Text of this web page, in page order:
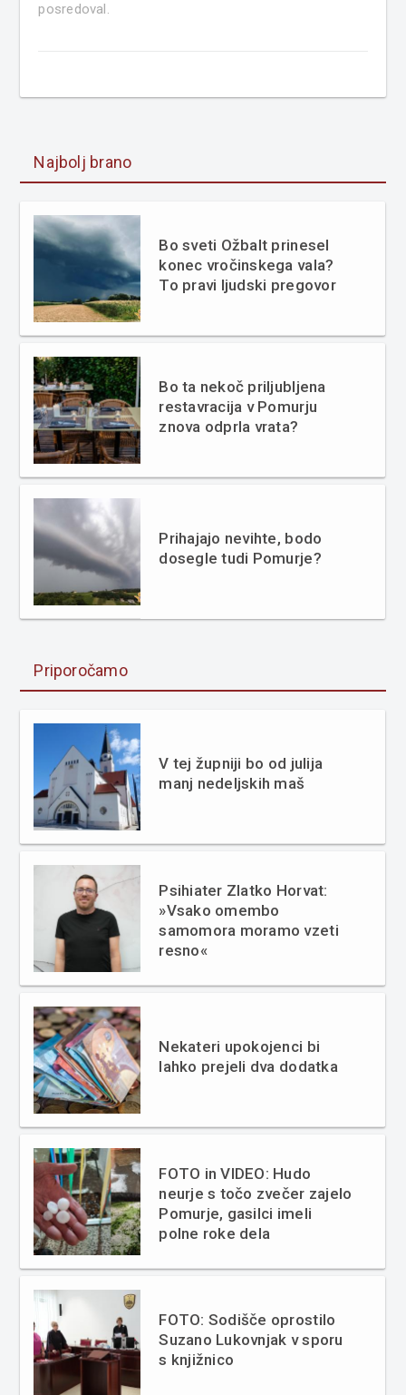
posredoval.
Najbolj brano
Bo sveti Ožbalt prinesel
konec vročinskega vala?
To pravi ljudski pregovor
Bo ta nekoč priljubljena
restavracija v Pomurju
znova odprla vrata?
Prihajajo nevihte, bodo
dosegle tudi Pomurje?
Priporočamo
V tej župniji bo od julija
manj nedeljskih maš
Psihiater Zlatko Horvat:
»Vsako omembo
samomora moramo vzeti
resno«
Nekateri upokojenci bi
lahko prejeli dva dodatka
FOTO in VIDEO: Hudo
neurje s točo zvečer zajelo
Pomurje, gasilci imeli
polne roke dela
FOTO: Sodišče oprostilo
Suzano Lukovnjak v sporu
s knjižnico